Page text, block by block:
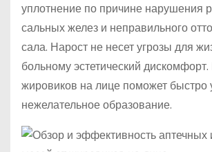
уплотнение по причине нарушения
сальных желез и неправильного
сала. Нарост не несет угрозы для
больному эстетический
жировиков на лице поможет быстро
нежелательное образование.